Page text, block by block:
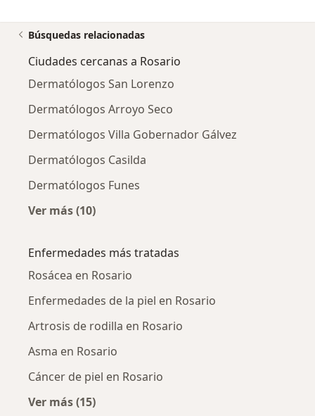
Búsquedas relacionadas
Ciudades cercanas a Rosario
Dermatólogos San Lorenzo
Dermatólogos Arroyo Seco
Dermatólogos Villa Gobernador Gálvez
Dermatólogos Casilda
Dermatólogos Funes
Ver más (10)
Enfermedades más tratadas
Rosácea en Rosario
Enfermedades de la piel en Rosario
Artrosis de rodilla en Rosario
Asma en Rosario
Cáncer de piel en Rosario
Ver más (15)